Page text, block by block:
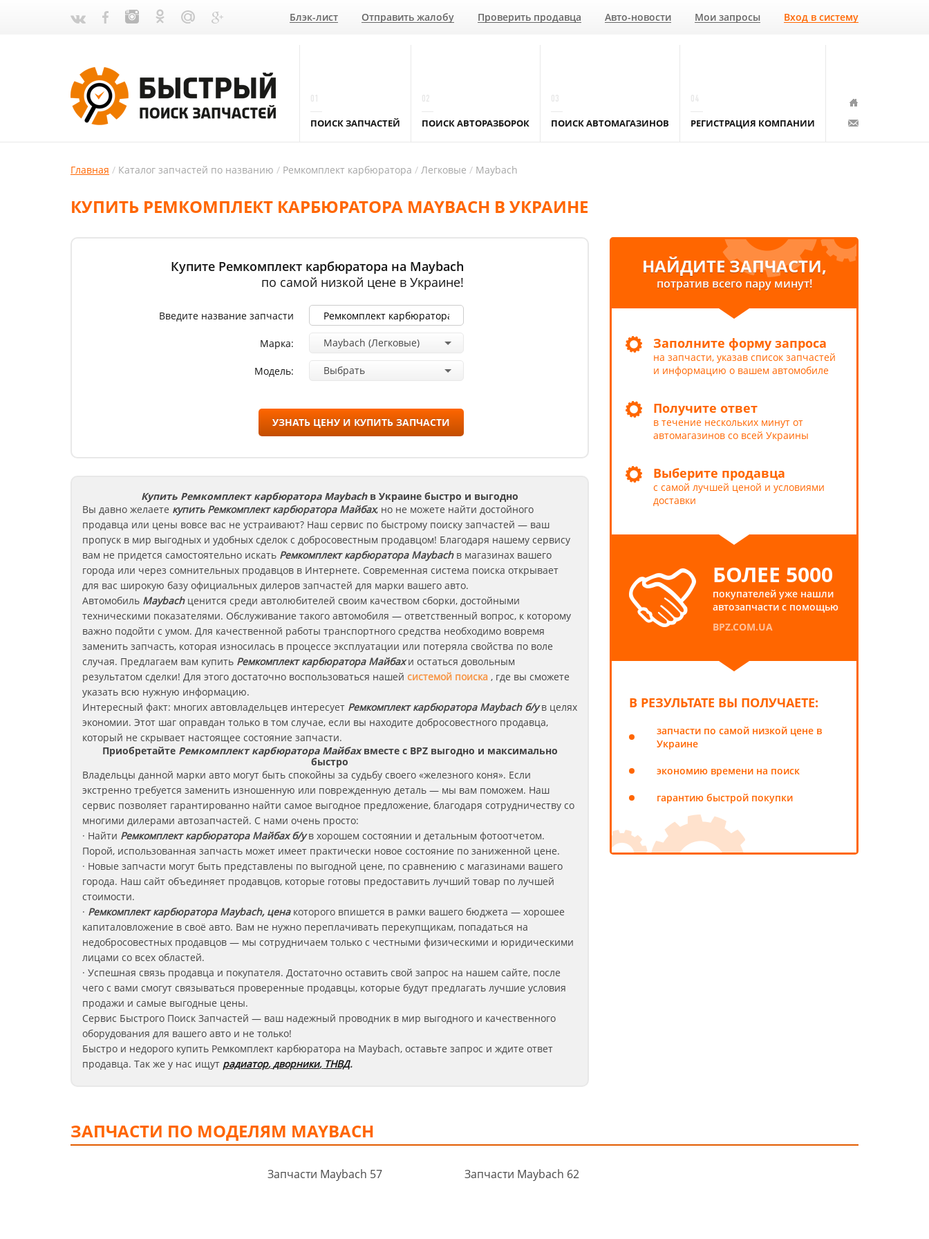
Блэк-лист Отправить жалобу Проверить продавца Авто-новости Мои запросы Вход в систему
ПОИСК ЗАПЧАСТЕЙ ПОИСК АВТОРАЗБОРОК ПОИСК АВТОМАГАЗИНОВ РЕГИСТРАЦИЯ КОМПАНИИ
Главная Каталог запчастей по названию Ремкомплект карбюратора Легковые Maybach
КУПИТЬ РЕМКОМПЛЕКТ КАРБЮРАТОРА MAYBACH В УКРАИНЕ
Купите Ремкомплект карбюратора на Maybach
по самой низкой цене в Украине!
Введите название запчасти
Марка: Maybach (Легковые)
Модель: Выбрать
УЗНАТЬ ЦЕНУ И КУПИТЬ ЗАПЧАСТИ
Купить Ремкомплект карбюратора Maybachв Украине быстро и выгодно
Вы давно желаете купить Ремкомплект карбюратораМайбах, но не можете найти достойного
продавца или цены вовсе вас не устраивают? Наш сервис по быстрому поиску запчастей — ваш
пропуск в мир выгодных и удобных сделок с добросовестным продавцом! Благодаря нашему сервису
вам не придется самостоятельно искать Ремкомплект карбюратораMaybachв магазинах вашего
города или через сомнительных продавцов в Интернете. Современная система поиска открывает
для вас широкую базу официальных дилеров запчастей для марки вашего авто.
Автомобиль Maybach ценится среди автолюбителей своим качеством сборки, достойными
техническими показателями. Обслуживание такого автомобиля — ответственный вопрос, к которому
важно подойти с умом. Для качественной работы транспортного средства необходимо вовремя
заменить запчасть, которая износилась в процессе эксплуатации или потеряла свойства по воле
случая. Предлагаем вам купить Ремкомплект карбюратораМайбахи остаться довольным
результатом сделки! Для этого достаточно воспользоваться нашей системой поиска , где вы сможете
указать всю нужную информацию.
Интересный факт: многих автовладельцев интересует Ремкомплект карбюратора Maybach б/у в целях
экономии. Этот шаг оправдан только в том случае, если вы находите добросовестного продавца,
который не скрывает настоящее состояние запчасти.
Приобретайте Ремкомплект карбюратора Майбахвместе с BPZ выгодно и максимально
быстро
Владельцы данной марки авто могут быть спокойны за судьбу своего «железного коня». Если
экстренно требуется заменить изношенную или поврежденную деталь — мы вам поможем. Наш
сервис позволяет гарантированно найти самое выгодное предложение, благодаря сотрудничеству со
многими дилерами автозапчастей. С нами очень просто:
· Найти Ремкомплект карбюратораМайбахб/ув хорошем состоянии и детальным фотоотчетом.
Порой, использованная запчасть может имеет практически новое состояние по заниженной цене.
· Новые запчасти могут быть представлены по выгодной цене, по сравнению с магазинами вашего
города. Наш сайт объединяет продавцов, которые готовы предоставить лучший товар по лучшей
стоимости.
· Ремкомплект карбюратора Maybach, цена которого впишется в рамки вашего бюджета — хорошее
капиталовложение в своё авто. Вам не нужно переплачивать перекупщикам, попадаться на
недобросовестных продавцов — мы сотрудничаем только с честными физическими и юридическими
лицами со всех областей.
· Успешная связь продавца и покупателя. Достаточно оставить свой запрос на нашем сайте, после
чего с вами смогут связываться проверенные продавцы, которые будут предлагать лучшие условия
продажи и самые выгодные цены.
Сервис Быстрого Поиск Запчастей — ваш надежный проводник в мир выгодного и качественного
оборудования для вашего авто и не только!
Быстро и недорого купить Ремкомплект карбюратора на Maybach, оставьте запрос и ждите ответ
продавца. Так же у нас ищут радиатор,дворники, ТНВД.
НАЙДИТЕ ЗАПЧАСТИ,
потратив всего пару минут!
Заполните форму запроса
на запчасти, указав список запчастей
и информацию о вашем автомобиле
Получите ответ
в течение нескольких минут от
автомагазинов со всей Украины
Выберите продавца
с самой лучшей ценой и условиями
доставки
БОЛЕЕ 5000
покупателей уже нашли
автозапчасти с помощью
BPZ.COM.UA
В РЕЗУЛЬТАТЕ ВЫ ПОЛУЧАЕТЕ:
запчасти по самой низкой цене в
Украине
экономию времени на поиск
гарантию быстрой покупки
ЗАПЧАСТИ ПО МОДЕЛЯМ MAYBACH
Запчасти Maybach 57 Запчасти Maybach 62